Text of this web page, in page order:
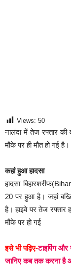
Views: 50
नालंदा में तेज रफ्तार
मौके पर ही मौत हो गई
कहां हुआ हादसा
हादसा
20 पर हुआ है। जहां
है। हाइवे पर तेज रफ्तार
मौके पर हो गई
इसे भी पढ़िए-टाइपिंग और
जानिए कब तक करना है